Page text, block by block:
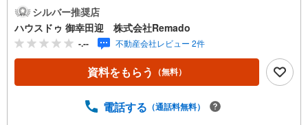
【九州No.1の実績】「どこで買うか」で、不動産購入の満
足度は変わります家探しは、物件探し以上に「パートナー
選び」が重要！熊本エリアを知り尽くした私たちが、物件
探しから資金計画、引き渡しまでトータルサポートします
【購入総額の限界へ挑戦】売主様への価格交渉も弊社の得
意分野です！さらにオプション費用（エアコン、網戸、太
円以上差が出ることも もっと安く買えるのでは？そんな悩
シルバー推奨店
ハウスドゥ 御幸田迎 株式会社Remado
-.-- 不動産会社レビュー 2件
資料をもらう （無料）
電話する （通話料無料）